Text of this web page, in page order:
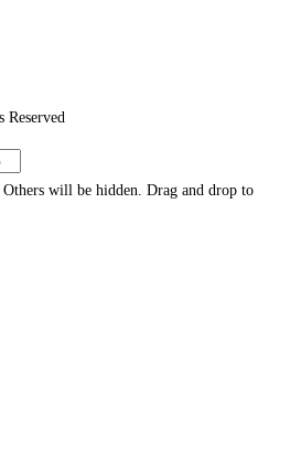
will be hidden. Drag and drop to